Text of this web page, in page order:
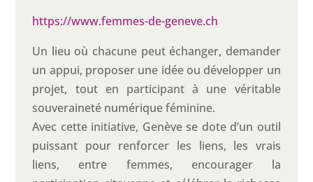
https://www.femmes-de-geneve.ch
Un lieu où chacune peut échanger, demander
un appui, proposer une idée ou développer un
projet, tout en participant à une véritable
souveraineté numérique féminine.
Avec cette initiative, Genève se dote d’un outil
puissant pour renforcer les liens, les vrais
liens, entre femmes, encourager la